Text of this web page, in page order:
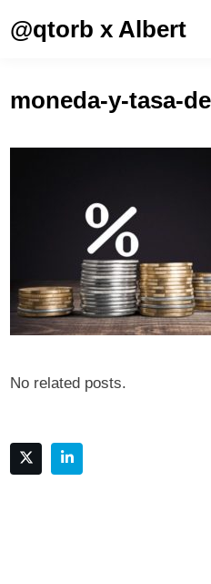
@qtorb x Albert
moneda-y-tasa-
No related posts.